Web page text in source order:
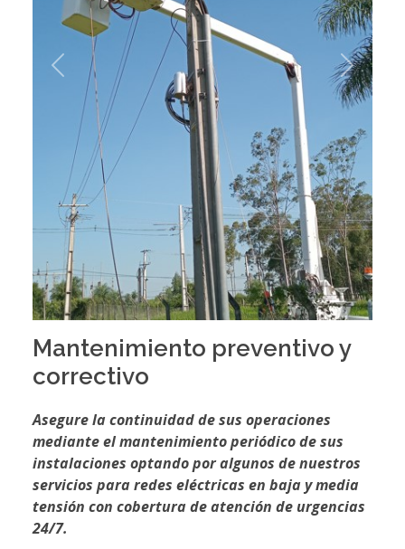
Mantenimiento preventivo y
correctivo
Asegure la continuidad de sus operaciones
mediante el mantenimiento periódico de sus
instalaciones optando por algunos de nuestros
servicios para redes eléctricas en baja y media
tensión con cobertura de atención de urgencias
24/7.
Previous Next